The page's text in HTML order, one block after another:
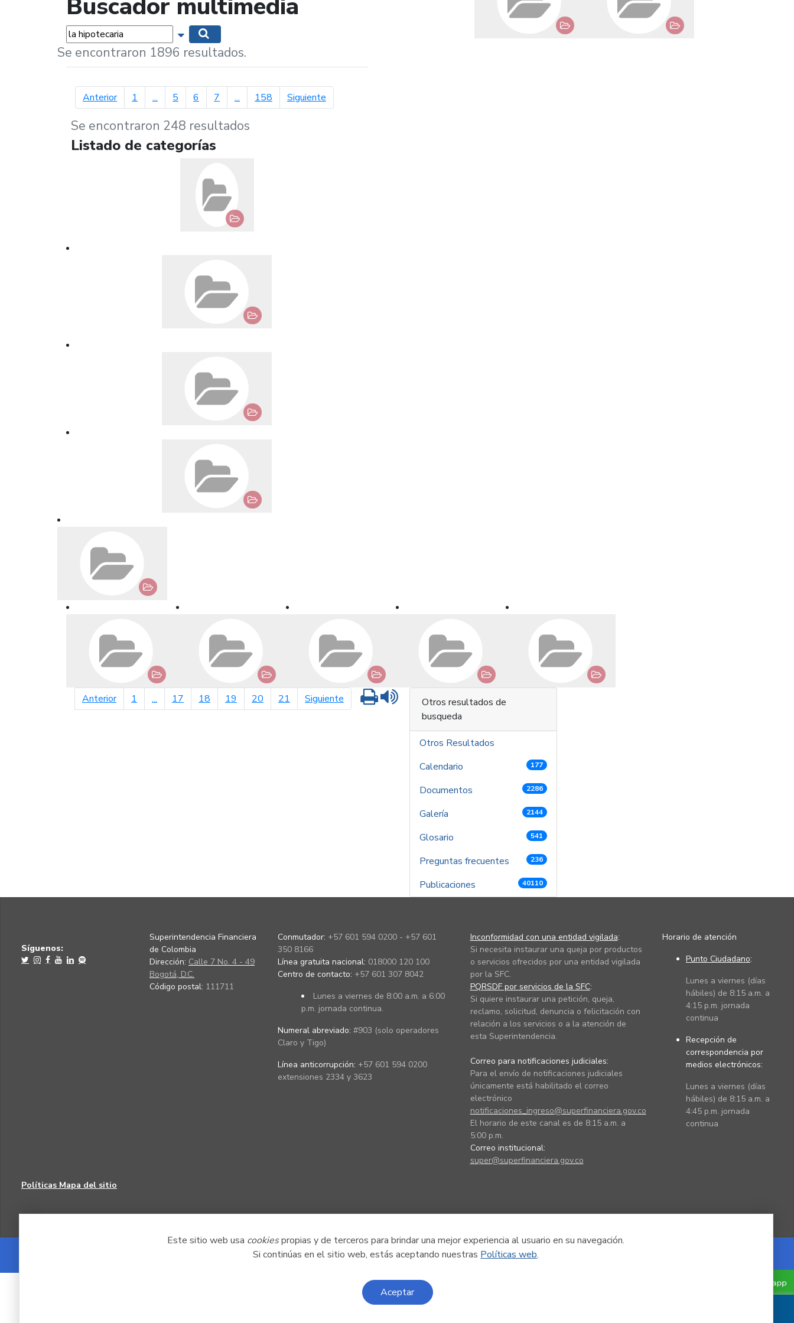
Este sitio web usa cookiespropias y de terceros para brindar una mejor experiencia al usuario en su navegación.
Si continúas en el sitio web, estás aceptando nuestras Políticas web.
Aceptar
Buscador multimedia
Palabras... Mostrar opciones de búsqueda
Se encontraron 1896 resultados.
Anteriorpágina anterior
1 ... 5 6 7 ... 158 Siguiente
Se encontraron 248 resultados
Listado de categorías
Anteriorpágina anterior
1 ... 17 18 19 20 21 Siguiente página siguiente
Imprimir
Otros resultados de
busqueda
Otros Resultados
Calendario
177
Documentos 2286
Galería 2144
Glosario 541
Preguntas frecuentes 236
Publicaciones 40110
Síguenos:
Superintendencia Financiera
de Colombia
Dirección: Calle 7 No. 4 - 49
Bogotá, D.C.
Código postal: 111711
Conmutador: +57 601 594 0200 - +57 601
350 8166
Línea gratuita nacional: 018000 120 100
Centro de contacto: +57 601 307 8042
Lunes a viernes de 8:00 a.m. a 6:00
p.m. jornada continua.
Numeral abreviado: #903 (solo operadores
Claro y Tigo)
Línea anticorrupción: +57 601 594 0200
extensiones 2334 y 3623
Inconformidad con una entidad vigilada:
Si necesita instaurar una queja por productos
o servicios ofrecidos por una entidad vigilada
por la SFC.
PQRSDF por servicios de la SFC:
Si quiere instaurar una petición, queja,
reclamo, solicitud, denuncia o felicitación con
relación a los servicios o a la atención de
esta Superintendencia.
Correo para notificaciones judiciales:
Para el envío de notificaciones judiciales
únicamente está habilitado el correo
electrónico
notificaciones_ingreso@superfinanciera.gov.co
El horario de este canal es de 8:15 a.m. a
5:00 p.m.
Correo institucional:
super@superfinanciera.gov.co
Horario de atención
Punto Ciudadano:
Lunes a viernes (días
hábiles) de 8:15 a.m. a
4:15 p.m. jornada
continua
Recepción de
correspondencia por
medios electrónicos:
Lunes a viernes (días
hábiles) de 8:15 a.m. a
4:45 p.m. jornada
continua
Políticas Mapa del sitio
Powered by Nexura